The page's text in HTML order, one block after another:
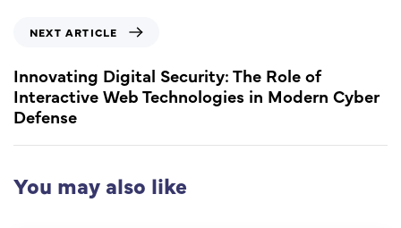
NEXT ARTICLE
Innovating Digital Security: The Role of
Interactive Web Technologies in Modern Cyber
Defense
You may also like